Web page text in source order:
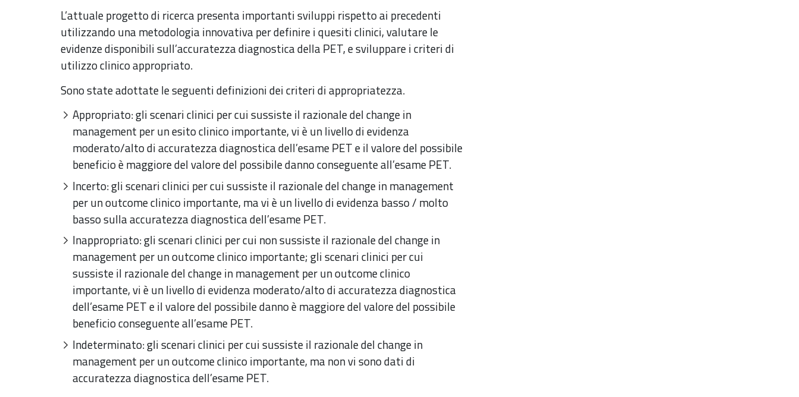
L’attuale progetto di ricerca presenta importanti sviluppi rispetto ai precedenti
utilizzando una metodologia innovativa per definire i quesiti clinici, valutare le
evidenze disponibili sull’accuratezza diagnostica della PET, e sviluppare i criteri di
utilizzo clinico appropriato.
Sono state adottate le seguenti definizioni dei criteri di appropriatezza.
Appropriato: gli scenari clinici per cui sussiste il razionale del change in
management per un esito clinico importante, vi è un livello di evidenza
moderato/alto di accuratezza diagnostica dell’esame PET e il valore del possibile
beneficio è maggiore del valore del possibile danno conseguente all’esame PET.
Incerto: gli scenari clinici per cui sussiste il razionale del change in management
per un outcome clinico importante, ma vi è un livello di evidenza basso / molto
basso sulla accuratezza diagnostica dell’esame PET.
Inappropriato: gli scenari clinici per cui non sussiste il razionale del change in
management per un outcome clinico importante; gli scenari clinici per cui
sussiste il razionale del change in management per un outcome clinico
importante, vi è un livello di evidenza moderato/alto di accuratezza diagnostica
dell’esame PET e il valore del possibile danno è maggiore del valore del possibile
beneficio conseguente all’esame PET.
Indeterminato: gli scenari clinici per cui sussiste il razionale del change in
management per un outcome clinico importante, ma non vi sono dati di
accuratezza diagnostica dell’esame PET.